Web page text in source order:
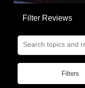
Filter Reviews
Search topics
Filters